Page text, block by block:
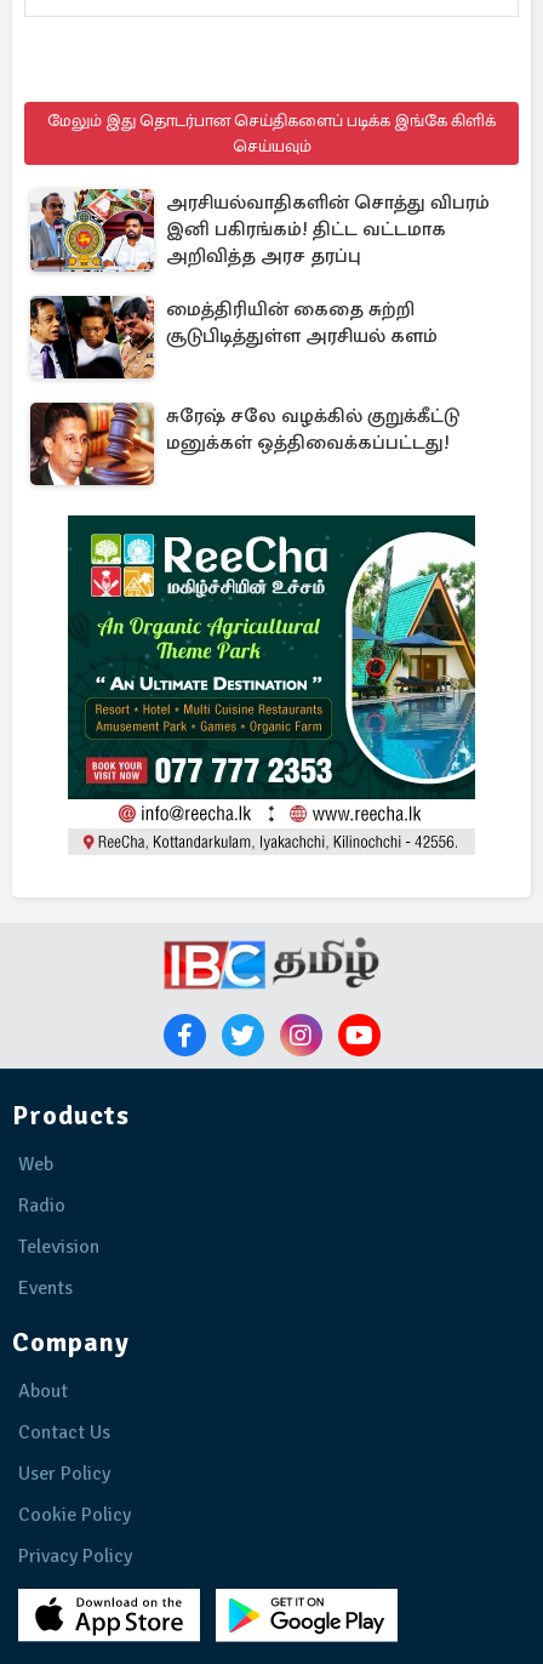
மேலும் இது தொடர்பான செய்திகளைப் படிக்க இங்கே கிளிக்
செய்யவும்
அரசியல்வாதிகளின் சொத்து விபரம்
இனி பகிரங்கம்! திட்ட வட்டமாக
அறிவித்த அரச தரப்பு
மைத்திரியின் கைதை சுற்றி
சூடுபிடித்துள்ள அரசியல் களம்
சுரேஷ் சலே வழக்கில் குறுக்கீட்டு
மனுக்கள் ஒத்திவைக்கப்பட்டது!
Products
Web
Radio
Television
Events
Company
About
Contact Us
User Policy
Cookie Policy
Privacy Policy